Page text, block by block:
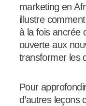
marketing en
illustre
à la fois ancrée
ouverte aux
transformer les
Pour
d’autres leçons